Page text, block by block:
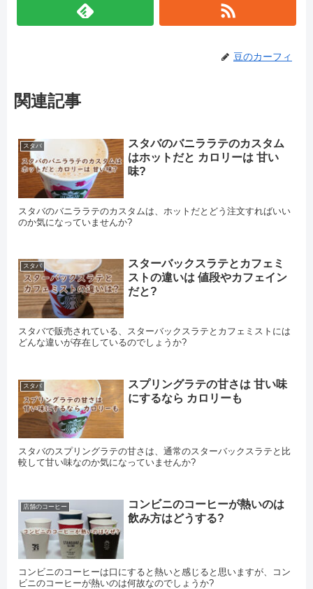
豆のカーフィ
関連記事
スタバ
スタバのバニララテのカスタム
はホットだと カロリーは 甘い
味?
スタバのバニララテのカスタムは、ホットだとどう注文すればいい
のか気になっていませんか?
スタバ
スターバックスラテとカフェミ
ストの違いは 値段やカフェイン
だと?
スタバで販売されている、スターバックスラテとカフェミストには
どんな違いが存在しているのでしょうか?
スタバ
スプリングラテの甘さは 甘い味
にするなら カロリーも
スタバのスプリングラテの甘さは、通常のスターバックスラテと比
較して甘い味なのか気になっていませんか?
店舗のコーヒー
コンビニのコーヒーが熱いのは
飲み方はどうする?
コンビニのコーヒーは口にすると熱いと感じると思いますが、コン
ビニのコーヒーが熱いのは何故なのでしょうか?